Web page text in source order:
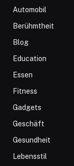
Automobil
Berühmtheit
Blog
Education
Essen
Fitness
Gadgets
Geschäft
Gesundheit
Lebensstil